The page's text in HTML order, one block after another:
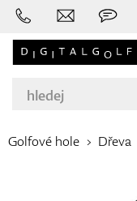
Golfové hole Dřeva